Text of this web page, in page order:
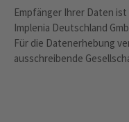
Empfänger Ihrer Daten
Implenia Deutschland
Für die Datenerhebung
ausschreibende